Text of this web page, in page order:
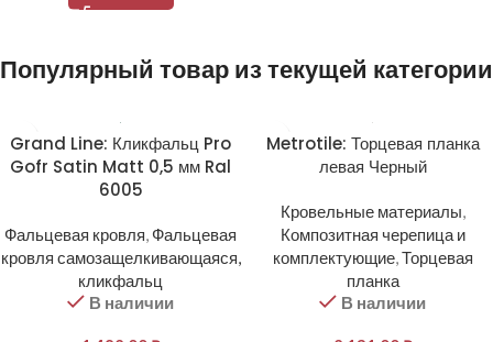
Популярный товар из текущей категории
Grand Line: Кликфальц Pro
Gofr Satin Matt 0,5 мм Ral
6005
Фальцевая кровля, Фальцевая
кровля самозащелкивающаяся,
кликфальц
В наличии
Metrotile: Торцевая планка
левая Черный
Кровельные материалы,
Композитная черепица и
комплектующие,Торцевая
планка
В наличии